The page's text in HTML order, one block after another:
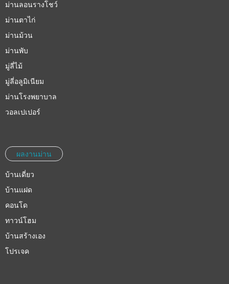
ม่านลอนรางโชว์
ม่านตาไก่
ม่านม้วน
ม่านพับ
มู่ลี่ไม้
มู่ลี่อลูมิเนียม
ม่านโรงพยาบาล
วอลเปเปอร์
ผลงานม่าน
บ้านเดี่ยว
บ้านแฝด
คอนโด
ทาวน์โฮม
บ้านสร้างเอง
โปรเจค